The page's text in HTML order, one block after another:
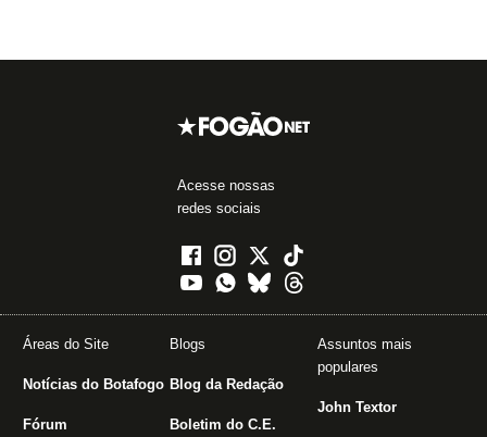
Acesse nossas
redes sociais
Áreas do Site
Notícias do Botafogo
Fórum
Blogs
Blog da Redação
Boletim do C.E.
Assuntos mais
populares
John Textor